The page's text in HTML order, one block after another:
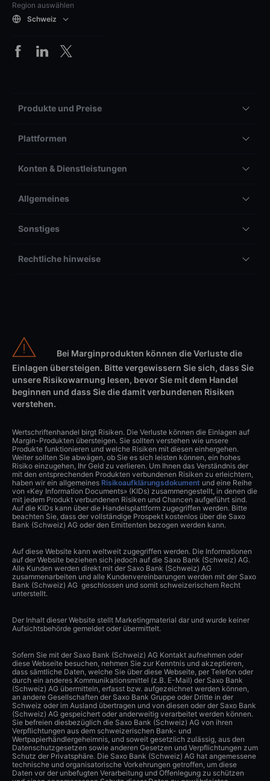
Region auswählen
Schweiz
Produkte und Preise
Plattformen
Konten & Dienstleistungen
Allgemeines
Sonstiges
Rechtliche hinweise
Bei Marginprodukten können die Verluste die
Einlagen übersteigen. Bitte vergewissern Sie sich, dass Sie
unsere Risikowarnung lesen, bevor Sie mit dem Handel
beginnen und dass Sie die damit verbundenen Risiken
verstehen.
Wertschriftenhandel birgt Risiken. Die Verluste können die Einlagen auf
Margin-Produkten übersteigen. Sie sollten verstehen wie unsere
Produkte funktionieren und welche Risiken mit diesen einhergehen.
Weiter sollten Sie abwägen, ob Sie es sich leisten können, ein hohes
Risiko einzugehen, Ihr Geld zu verlieren. Um Ihnen das Verständnis der
mit den entsprechenden Produkten verbundenen Risiken zu erleichtern,
haben wir ein allgemeines Risikoaufklärungsdokument und eine Reihe
von «Key Information Documents» (KIDs) zusammengestellt, in denen die
mit jedem Produkt verbundenen Risiken und Chancen aufgeführt sind.
Auf die KIDs kann über die Handelsplattform zugegriffen werden. Bitte
beachten Sie, dass der vollständige Prospekt kostenlos über die Saxo
Bank (Schweiz) AG oder den Emittenten bezogen werden kann.
Auf diese Website kann weltweit zugegriffen werden. Die Informationen
auf der Website beziehen sich jedoch auf die Saxo Bank (Schweiz) AG.
Alle Kunden werden direkt mit der Saxo Bank (Schweiz) AG
zusammenarbeiten und alle Kundenvereinbarungen werden mit der Saxo
Bank (Schweiz) AG geschlossen und somit schweizerischem Recht
unterstellt.
Der Inhalt dieser Website stellt Marketingmaterial dar und wurde keiner
Aufsichtsbehörde gemeldet oder übermittelt.
Sofern Sie mit der Saxo Bank (Schweiz) AG Kontakt aufnehmen oder
diese Webseite besuchen, nehmen Sie zur Kenntnis und akzeptieren,
dass sämtliche Daten, welche Sie über diese Webseite, per Telefon oder
durch ein anderes Kommunikationsmittel (z.B. E-Mail) der Saxo Bank
(Schweiz) AG übermitteln, erfasst bzw. aufgezeichnet werden können,
an andere Gesellschaften der Saxo Bank Gruppe oder Dritte in der
Schweiz oder im Ausland übertragen und von diesen oder der Saxo Bank
(Schweiz) AG gespeichert oder anderweitig verarbeitet werden können.
Sie befreien diesbezüglich die Saxo Bank (Schweiz) AG von ihren
Verpflichtungen aus dem schweizerischen Bank- und
Wertpapierhändlergeheimnis, und soweit gesetzlich zulässig, aus den
Datenschutzgesetzen sowie anderen Gesetzen und Verpflichtungen zum
Schutz der Privatsphäre. Die Saxo Bank (Schweiz) AG hat angemessene
technische und organisatorische Vorkehrungen getroffen, um diese
Daten vor der unbefugten Verarbeitung und Offenlegung zu schützen